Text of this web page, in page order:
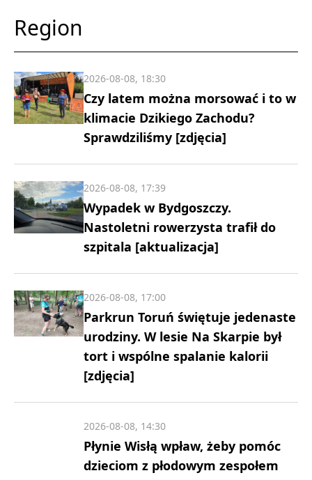
Region
Czy latem można morsować i to w
klimacie Dzikiego Zachodu?
Sprawdziliśmy [zdjęcia]
2026-08-08, 18:30
Wypadek w Bydgoszczy.
Nastoletni rowerzysta trafił do
szpitala [aktualizacja]
2026-08-08, 17:39
Parkrun Toruń świętuje jedenaste
urodziny. W lesie Na Skarpie był
tort i wspólne spalanie kalorii
[zdjęcia]
2026-08-08, 17:00
Płynie Wisłą wpław, żeby pomóc
dzieciom z płodowym zespołem
2026-08-08, 14:30